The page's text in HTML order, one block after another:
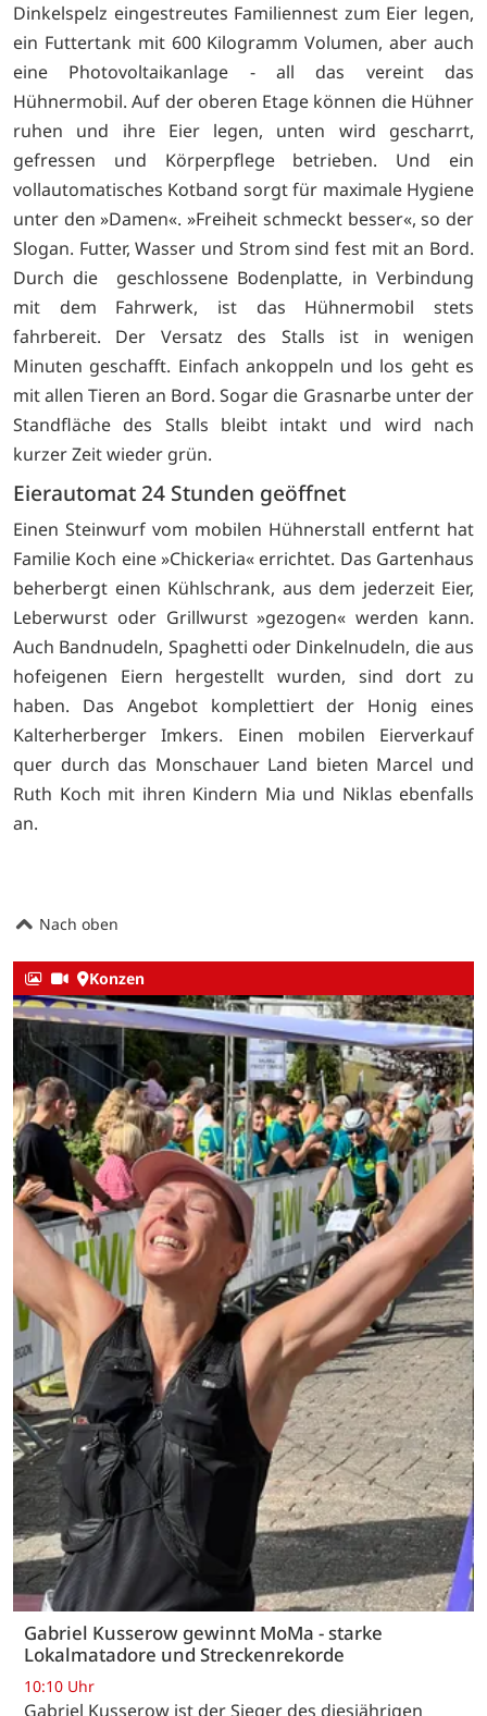
Dinkelspelz eingestreutes Familiennest zum Eier legen,
ein Futtertank mit 600 Kilogramm Volumen, aber auch
eine Photovoltaikanlage - all das vereint das
Hühnermobil. Auf der oberen Etage können die Hühner
ruhen und ihre Eier legen, unten wird gescharrt,
gefressen und Körperpflege betrieben. Und ein
vollautomatisches Kotband sorgt für maximale Hygiene
unter den »Damen«. »Freiheit schmeckt besser«, so der
Slogan. Futter, Wasser und Strom sind fest mit an Bord.
Durch die geschlossene Bodenplatte, in Verbindung
mit dem Fahrwerk, ist das Hühnermobil stets
fahrbereit. Der Versatz des Stalls ist in wenigen
Minuten geschafft. Einfach ankoppeln und los geht es
mit allen Tieren an Bord. Sogar die Grasnarbe unter der
Standfläche des Stalls bleibt intakt und wird nach
kurzer Zeit wieder grün.
Eierautomat 24 Stunden geöffnet
Einen Steinwurf vom mobilen Hühnerstall entfernt hat
Familie Koch eine »Chickeria« errichtet. Das Gartenhaus
beherbergt einen Kühlschrank, aus dem jederzeit Eier,
Leberwurst oder Grillwurst »gezogen« werden kann.
Auch Bandnudeln, Spaghetti oder Dinkelnudeln, die aus
hofeigenen Eiern hergestellt wurden, sind dort zu
haben. Das Angebot komplettiert der Honig eines
Kalterherberger Imkers. Einen mobilen Eierverkauf
quer durch das Monschauer Land bieten Marcel und
Ruth Koch mit ihren Kindern Mia und Niklas ebenfalls
an.
Nach oben
Konzen
Gabriel Kusserow gewinnt MoMa - starke
Lokalmatadore und Streckenrekorde
10:10 Uhr
Gabriel Kusserow ist der Sieger des diesjährigen